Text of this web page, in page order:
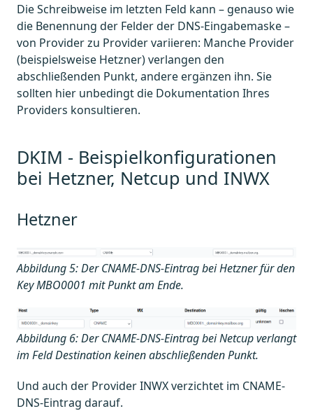
Die Schreibweise im letzten Feld kann – genauso wie
die Benennung der Felder der DNS-Eingabemaske –
von Provider zu Provider variieren: Manche Provider
(beispielsweise Hetzner) verlangen den
abschließenden Punkt, andere ergänzen ihn. Sie
sollten hier unbedingt die Dokumentation Ihres
Providers konsultieren.
DKIM - Beispielkonfigurationen
bei Hetzner, Netcup und INWX
Hetzner
Abbildung 5: Der CNAME-DNS-Eintrag bei Hetzner für den
Key MBO0001 mit Punkt am Ende.
Abbildung 6: Der CNAME-DNS-Eintrag bei Netcup verlangt
im Feld Destination keinen abschließenden Punkt.
Und auch der Provider INWX verzichtet im CNAME-
DNS-Eintrag darauf.